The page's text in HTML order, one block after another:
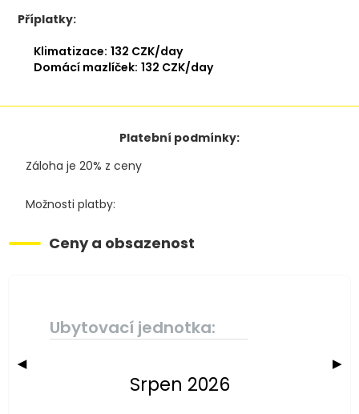
Příplatky:
Klimatizace: 132 CZK/day
Domácí mazlíček: 132 CZK/day
Platební podmínky:
Záloha je 20% z ceny
Možnosti platby:
Ceny a obsazenost
Ubytovací jednotka:
◀ ▶
Srpen 2026